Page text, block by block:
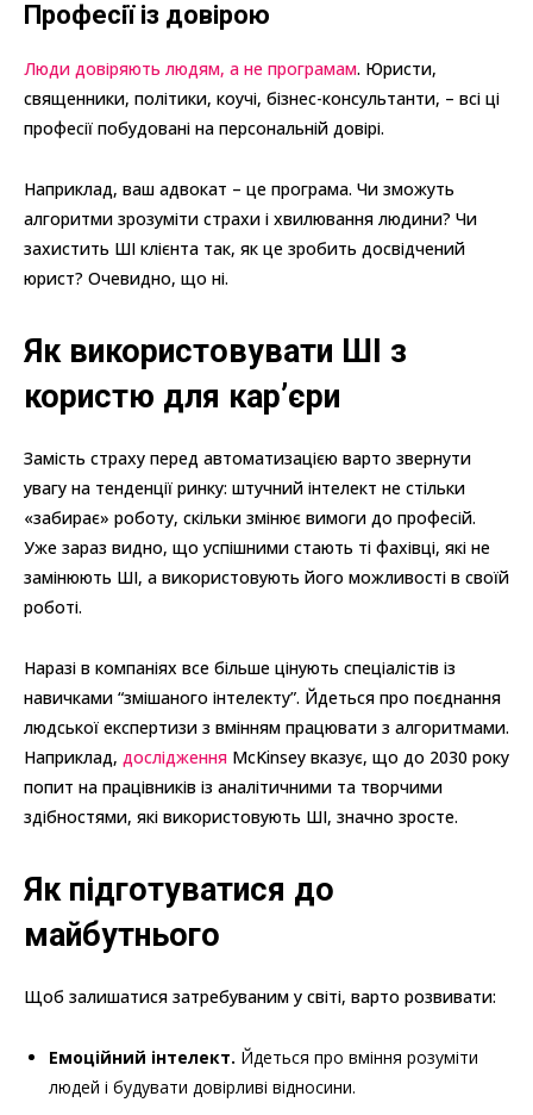
Професії із довірою
Люди довіряють людям, а не програмам. Юристи,
священники, політики, коучі, бізнес-консультанти, – всі ці
професії побудовані на персональній довірі.
Наприклад, ваш адвокат – це програма. Чи зможуть
алгоритми зрозуміти страхи і хвилювання людини? Чи
захистить ШІ клієнта так, як це зробить досвідчений
юрист? Очевидно, що ні.
Як використовувати ШІ з
користю для кар’єри
Замість страху перед автоматизацією варто звернути
увагу на тенденції ринку: штучний інтелект не стільки
«забирає» роботу, скільки змінює вимоги до професій.
Уже зараз видно, що успішними стають ті фахівці, які не
замінюють ШІ, а використовують його можливості в своїй
роботі.
Наразі в компаніях все більше цінують спеціалістів із
навичками “змішаного інтелекту”. Йдеться про поєднання
людської експертизи з вмінням працювати з алгоритмами.
Наприклад, дослідження McKinsey вказує, що до 2030 року
попит на працівників із аналітичними та творчими
здібностями, які використовують ШІ, значно зросте.
Як підготуватися до
майбутнього
Щоб залишатися затребуваним у світі, варто розвивати:
Емоційний інтелект. Йдеться про вміння розуміти
людей і будувати довірливі відносини.